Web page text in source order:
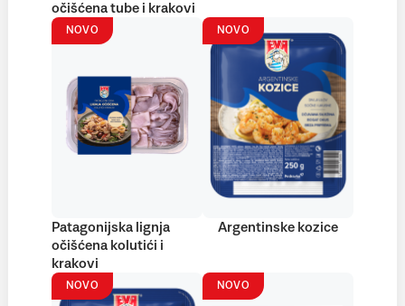
očišćena tube i krakovi
NOVO
Patagonijska lignja
očišćena kolutići i
krakovi
NOVO
Argentinske kozice
NOVO NOVO